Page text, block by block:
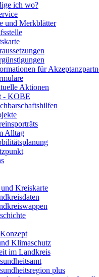
ich wo?
und Merkblätter
für
Aktionen
- KOBE
Alltag
Kreiskarte
Klimaschutz
im Landkreis
plus